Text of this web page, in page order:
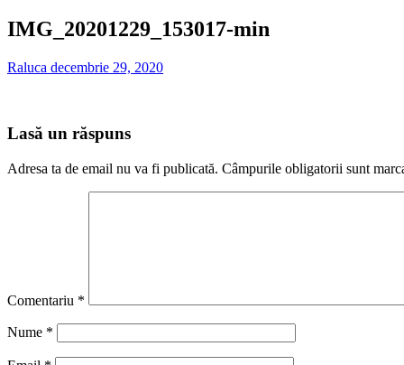
IMG_20201229_153017-min
Raluca decembrie 29, 2020
Lasă un răspuns
Adresa ta de email nu va fi publicată. Câmpurile obligatorii sunt
Comentariu *
Nume *